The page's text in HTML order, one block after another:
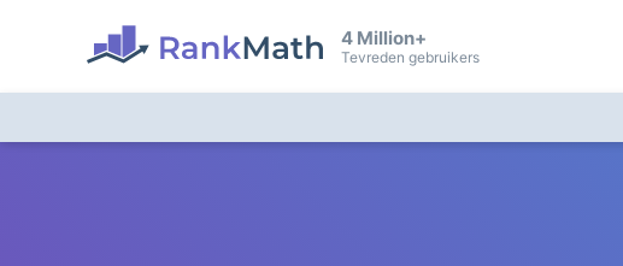
4 Million+
Tevreden gebruikers